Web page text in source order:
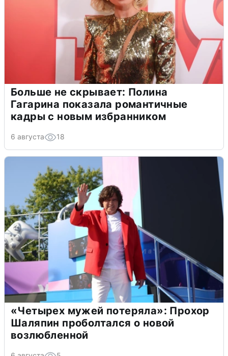
Больше не скрывает: Полина
Гагарина показала романтичные
кадры с новым избранником
6 августа 18
«Четырех мужей потеряла»: Прохор
Шаляпин проболтался о новой
возлюбленной